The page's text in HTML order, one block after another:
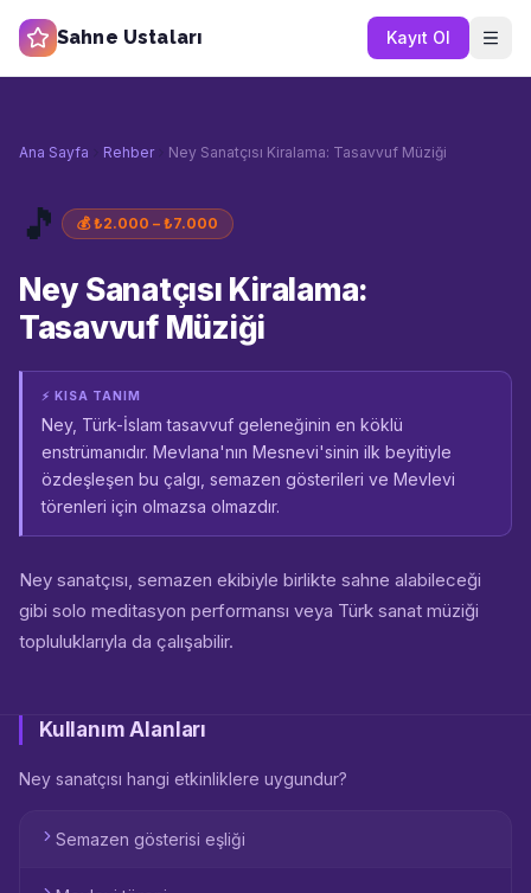
Sahne Ustaları Kayıt Ol
Ana Sayfa Rehber Ney Sanatçısı Kiralama: Tasavvuf Müziği
🎵 💰₺2.000 – ₺7.000
Ney Sanatçısı Kiralama:
Tasavvuf Müziği
⚡ KISA TANIM
Ney, Türk-İslam tasavvuf geleneğinin en köklü
enstrümanıdır. Mevlana'nın Mesnevi'sinin ilk beyitiyle
özdeşleşen bu çalgı, semazen gösterileri ve Mevlevi
törenleri için olmazsa olmazdır.
Ney sanatçısı, semazen ekibiyle birlikte sahne alabileceği
gibi solo meditasyon performansı veya Türk sanat müziği
topluluklarıyla da çalışabilir.
Kullanım Alanları
Ney sanatçısı hangi etkinliklere uygundur?
Semazen gösterisi eşliği